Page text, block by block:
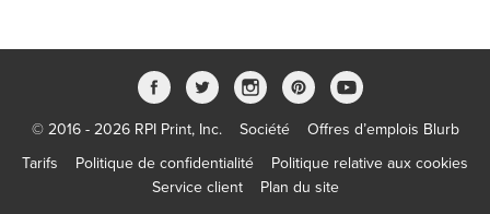
© 2016 - 2026 RPI Print, Inc. Société
Offres d’emplois Blurb
Tarifs
Politique de confidentialité
Politique relative aux cookies
Service client
Plan du site